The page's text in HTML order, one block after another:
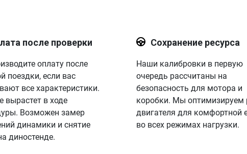
после проверки
оплату после
поездки, если вас
все характеристики.
вырастет в ходе
Возможен замер
динамики и снятие
диностенде.
Сохранение ресурса
Наши калибровки в первую
очередь рассчитаны на
безопасность для мотора и
коробки. Мы оптимизируем
двигателя для комфортной
во всех режимах нагрузки.